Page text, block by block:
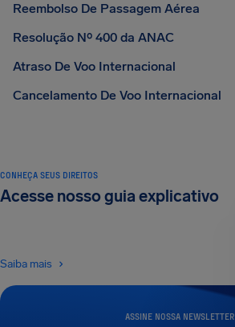
Reembolso De Passagem Aérea
Resolução Nº 400 da ANAC
Atraso De Voo Internacional
Cancelamento De Voo Internacional
ASSINE NOSSA NEWSLETTER
CONHEÇA SEUS DIREITOS
Acesse nosso guia explicativo
Saiba mais